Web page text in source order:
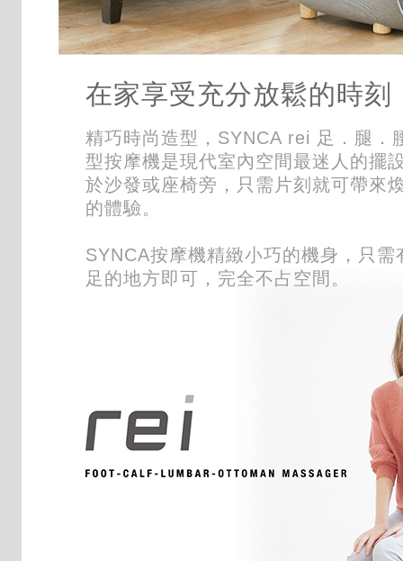
在家享受充分放鬆的時刻
精巧時尚造型，SYNCA rei 足．腿．
型按摩機是現代室內空間最迷人的擺
於沙發或座椅旁，只需片刻就可帶來
的體驗。
SYNCA按摩機精緻小巧的機身，只需
足的地方即可，完全不占空間。